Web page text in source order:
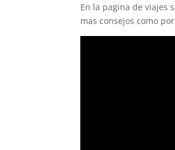
En la pagina de viajes
mas consejos como